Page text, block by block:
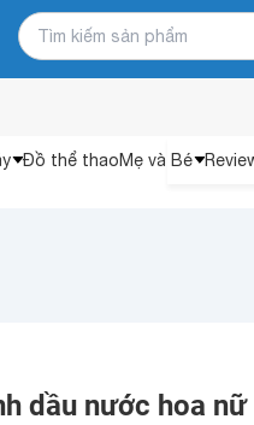
Đồ thể thaoMẹ và Bé
dầu nước hoa